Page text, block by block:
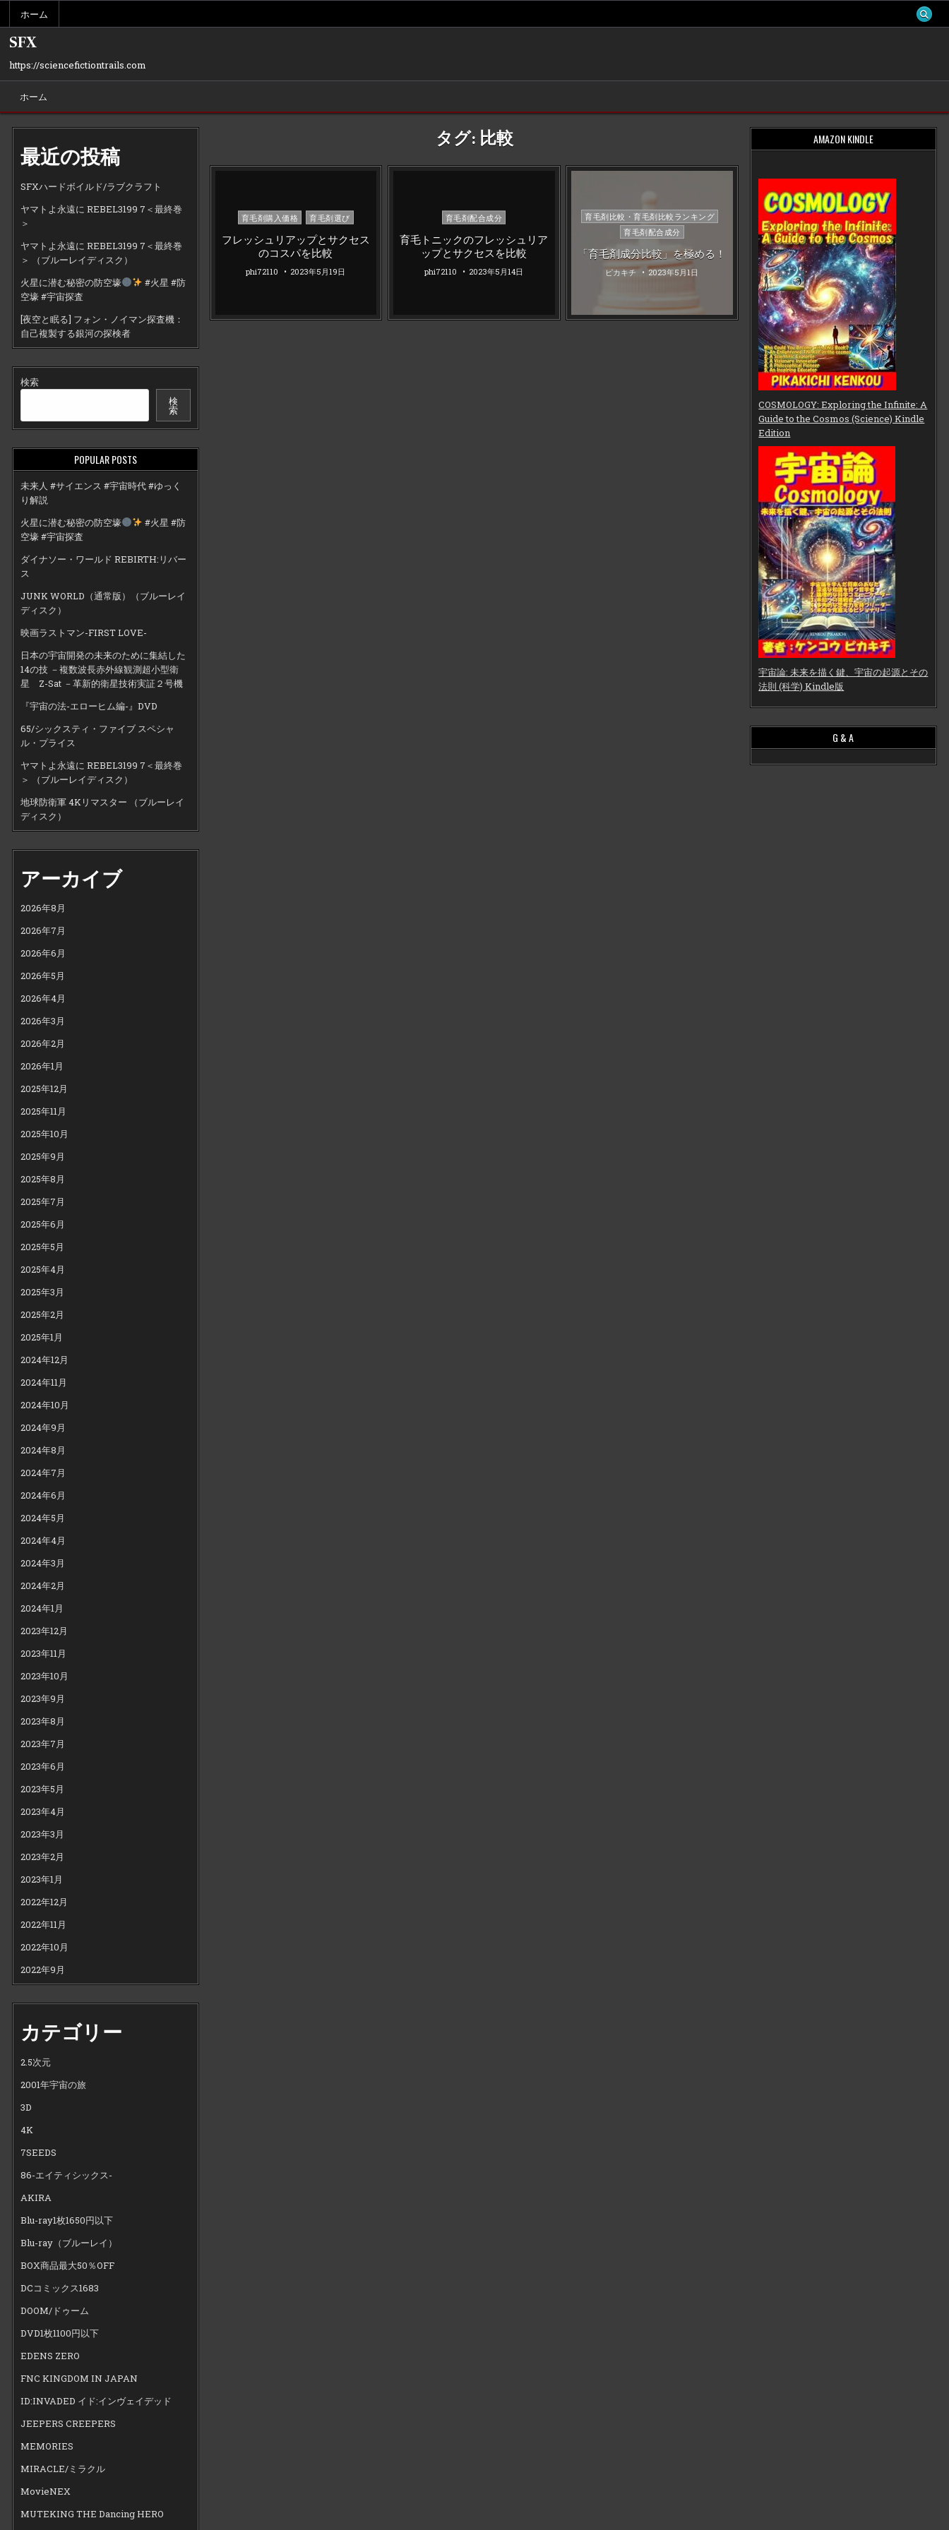
content
ホーム
SFX
https://sciencefictiontrails.com
ホーム
最近の投稿
SFXハードボイルド/ラブクラフト
ヤマトよ永遠に REBEL3199 7＜最終巻
＞
ヤマトよ永遠に REBEL3199 7＜最終巻
＞ （ブルーレイディスク）
火星に潜む秘密の防空壕
#火星 #防
空壕 #宇宙探査
[夜空と眠る] フォン・ノイマン探査機：
自己複製する銀河の探検者
検索
検
索
POPULAR POSTS
未来人 #サイエンス #宇宙時代 #ゆっく
り解説
火星に潜む秘密の防空壕
#火星 #防
空壕 #宇宙探査
ダイナソー・ワールド REBIRTH:リバー
ス
JUNK WORLD（通常版）（ブルーレイ
ディスク）
映画ラストマン-FIRST LOVE-
日本の宇宙開発の未来のために集結した
14の技 －複数波長赤外線観測超小型衛
星 Z-Sat －革新的衛星技術実証２号機
『宇宙の法-エローヒム編-』DVD
65/シックスティ・ファイブ スペシャ
ル・プライス
ヤマトよ永遠に REBEL3199 7＜最終巻
＞ （ブルーレイディスク）
地球防衛軍 4Kリマスター （ブルーレイ
ディスク）
アーカイブ
2026年8月
2026年7月
2026年6月
2026年5月
2026年4月
2026年3月
2026年2月
2026年1月
2025年12月
2025年11月
2025年10月
2025年9月
2025年8月
2025年7月
2025年6月
2025年5月
2025年4月
2025年3月
2025年2月
2025年1月
2024年12月
2024年11月
2024年10月
2024年9月
2024年8月
2024年7月
2024年6月
2024年5月
2024年4月
2024年3月
2024年2月
2024年1月
2023年12月
2023年11月
2023年10月
2023年9月
2023年8月
2023年7月
2023年6月
2023年5月
2023年4月
2023年3月
2023年2月
2023年1月
2022年12月
2022年11月
2022年10月
2022年9月
カテゴリー
2.5次元
2001年宇宙の旅
3D
4K
7SEEDS
86-エイティシックス-
AKIRA
Blu-ray1枚1650円以下
Blu-ray（ブルーレイ）
BOX商品最大50％OFF
DCコミックス1683
DOOM/ドゥーム
DVD1枚1100円以下
EDENS ZERO
FNC KINGDOM IN JAPAN
ID:INVADED イド:インヴェイデッド
JEEPERS CREEPERS
MEMORIES
MIRACLE/ミラクル
MovieNEX
MUTEKING THE Dancing HERO
タグ: 比較
Posted
育毛剤購入価格 育毛剤選び
フレッシュリアップとサクセス
のコスパを比較
phi72110 2023年5月19日
Posted
育毛剤配合成分
育毛トニックのフレッシュリア
ップとサクセスを比較
phi72110 2023年5月14日
Posted
育毛剤比較・育毛剤比較ランキング
育毛剤配合成分
「育毛剤成分比較」を極める！
ピカキチ 2023年5月1日
AMAZON KINDLE
COSMOLOGY: Exploring the Infinite: A
Guide to the Cosmos (Science) Kindle
Edition
宇宙論: 未来を描く鍵、宇宙の起源とその
法則 (科学) Kindle版
G & A